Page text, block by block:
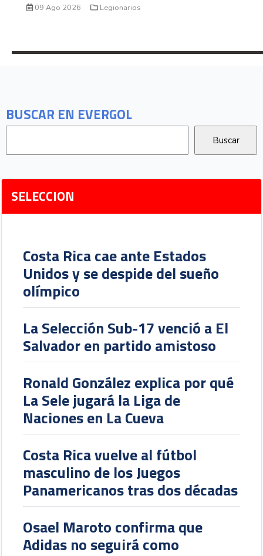
BUSCAR EN EVERGOL
SELECCION
Costa Rica cae ante Estados
Unidos y se despide del sueño
olímpico
La Selección Sub-17 venció a El
Salvador en partido amistoso
Ronald González explica por qué
La Sele jugará la Liga de
Naciones en La Cueva
Costa Rica vuelve al fútbol
masculino de los Juegos
Panamericanos tras dos décadas
Osael Maroto confirma que
Adidas no seguirá como
09 Ago 2026 Legionarios